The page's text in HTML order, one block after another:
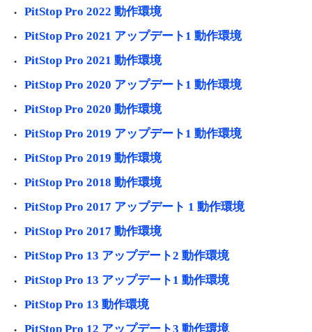
PitStop Pro 2022 動作環境
PitStop Pro 2021 アップデート1 動作環境
PitStop Pro 2021 動作環境
PitStop Pro 2020 アップデート1 動作環境
PitStop Pro 2020 動作環境
PitStop Pro 2019 アップデート1 動作環境
PitStop Pro 2019 動作環境
PitStop Pro 2018 動作環境
PitStop Pro 2017 アップデート 1 動作環境
PitStop Pro 2017 動作環境
PitStop Pro 13 アップデート2 動作環境
PitStop Pro 13 アップデート1 動作環境
PitStop Pro 13 動作環境
PitStop Pro 12 アップデート3 動作環境